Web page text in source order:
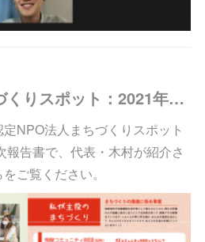
【メディア】まちづくりスポット：2021年度年次報告書で代表・木村が紹介されました
NPO法人まちづくりスポット
告書で、代表・木村が紹介さ
ご覧ください。